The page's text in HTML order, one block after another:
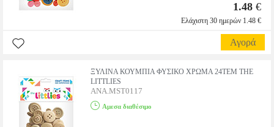
1.48 €
Ελάχιστη 30 ημερών 1.48 €
Αγορά
ΞΥΛΙΝΑ ΚΟΥΜΠΙΑ ΦΥΣΙΚΟ ΧΡΩΜΑ 24ΤΕΜ THE
LITTLIES
ANA.MST0117
Αμεσα διαθέσιμο